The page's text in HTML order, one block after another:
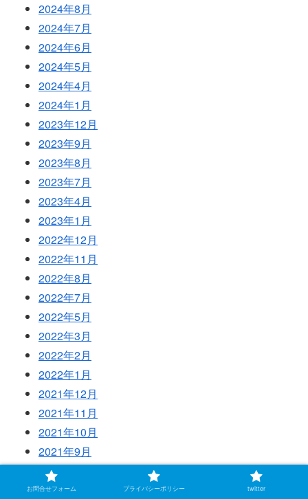
2024年8月
2024年7月
2024年6月
2024年5月
2024年4月
2024年1月
2023年12月
2023年9月
2023年8月
2023年7月
2023年4月
2023年1月
2022年12月
2022年11月
2022年8月
2022年7月
2022年5月
2022年3月
2022年2月
2022年1月
2021年12月
2021年11月
2021年10月
2021年9月
2021年8月
お問合せフォーム プライバシーポリシー twitter